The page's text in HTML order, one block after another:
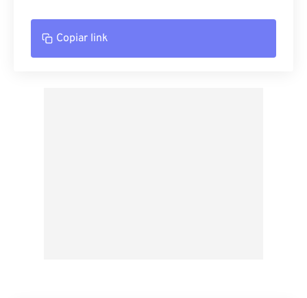
Copiar link